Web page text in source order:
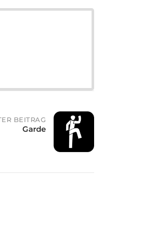
BEITRAG
Garde